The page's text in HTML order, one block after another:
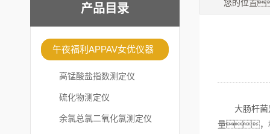
产品目录
午夜福利APPAV女优仪器
高锰酸盐指数测定仪
硫化物测定仪
余氯总氯二氧化氯测定仪
您的位置
大肠杆菌是
量，